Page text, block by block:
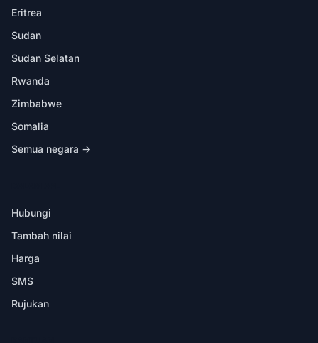
Eritrea
Sudan
Sudan Selatan
Rwanda
Zimbabwe
Somalia
Semua negara →
Hubungi
Tambah nilai
Harga
SMS
Rujukan